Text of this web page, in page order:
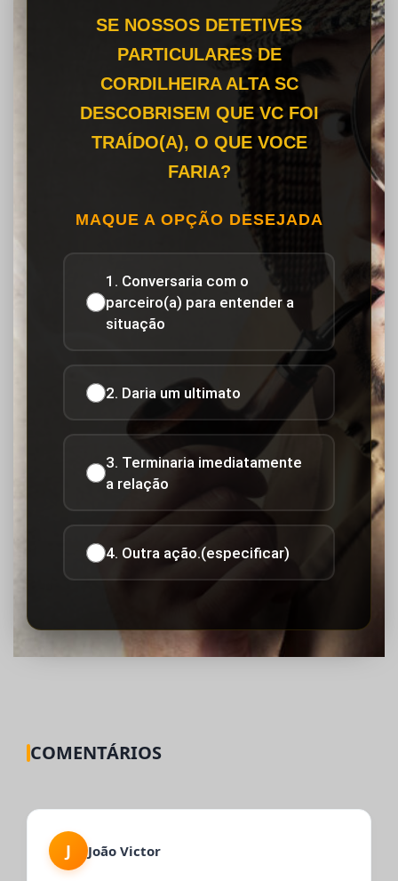
SE NOSSOS DETETIVES
PARTICULARES DE
CORDILHEIRA ALTA SC
DESCOBRISEM QUE VC FOI
TRAÍDO(A), O QUE VOCE
FARIA?
MAQUE A OPÇÃO DESEJADA
1. Conversaria com o
parceiro(a) para entender a
situação
2. Daria um ultimato
3. Terminaria imediatamente
a relação
4. Outra ação.(especificar)
COMENTÁRIOS
J João Victor